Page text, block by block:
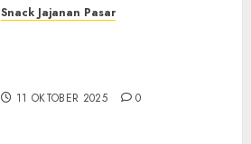
Snack Jajanan Pasar
11 OKTOBER 2025 0